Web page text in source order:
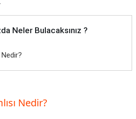
Neler Bulacaksınız ?
Nedir?
Nedir?